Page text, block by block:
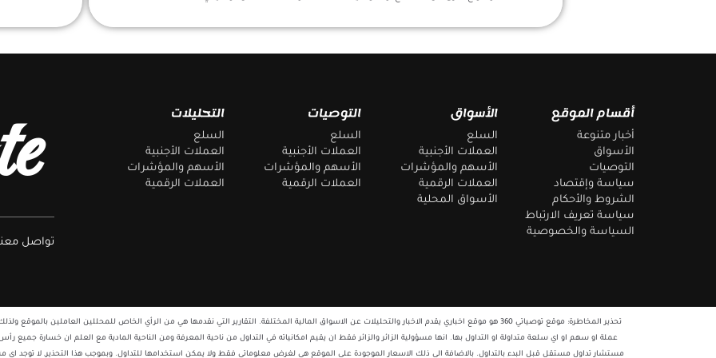
أقسام الموقع
أخبار متنوعة
الأسواق
التوصيات
سياسة وإقتصاد
الشروط والأحكام
سياسة تعريف الارتباط
السياسة والخصوصية
الأسواق
السلع
العملات الأجنبية
الأسهم والمؤشرات
العملات الرقمية
الأسواق المحلية
التوصيات
السلع
العملات الأجنبية
الأسهم والمؤشرات
العملات الرقمية
التحليلات
السلع
العملات الأجنبية
الأسهم والمؤشرات
العملات الرقمية
تواصل
تحذير المخاطرة: موقع توصياتي 360 هو موقع اخباري يقدم الاخبار والتحليلات عن الاسواق المالية المختلفة. التقارير التي نقدمها هي من الرأي الخاص للمحللين العاملين
عملة او سهم او اي سلعة متداولة او التداول بها. انها مسؤولية الزائر والزائر فقط ان يقيم امكانياته في التداول من ناحية المعرفة ومن الناحية المادية مع العلم ان خسارة جميع
مستشار تداول مستقل قبل البدء بالتداول. بالاضافة الى ذلك الاسعار الموجودة على الموقع هي لغرض معلوماتي فقط ولا يمكن استخدامها للتداول. وبموجب هذا التحذير, لا توجد